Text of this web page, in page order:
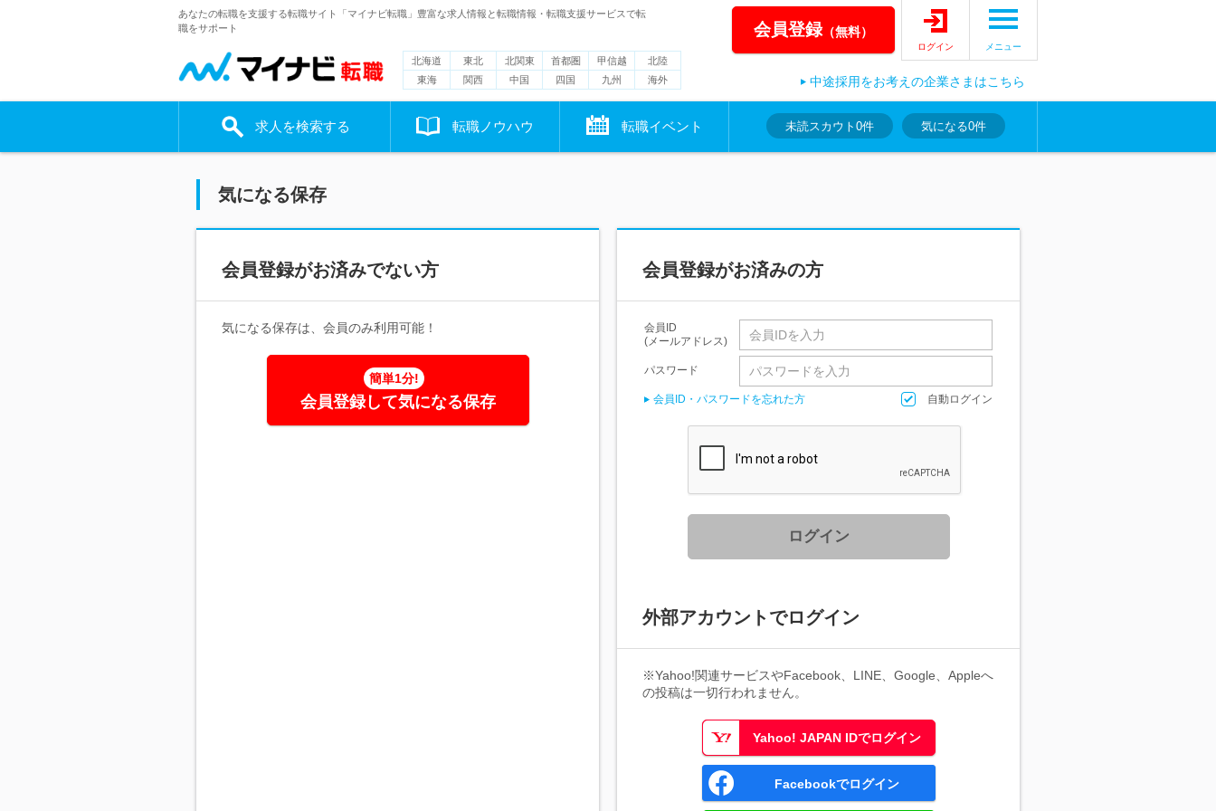
あなたの転職を支援する転職サイト「マイナビ転職」豊富な求人情報と転職情報・転職支援サービスで転
職をサポート
北海道 東北 北関東 首都圏 甲信越
北陸
東海
関西 中国 四国 九州 海外
会員登録（無料）
ログイン メニュー
中途採用をお考えの企業さまはこちら
求人を検索する 転職ノウハウ 転職イベント 未読スカウト 0件 気になる0件
気になる保存
会員登録がお済みでない方
気になる保存は、会員のみ利用可能！
簡単1分!
会員登録して気になる保存
会員登録がお済みの方
会員ID
(メールアドレス)
パスワード
会員ID・パスワードを忘れた方 自動ログイン
ログイン
外部アカウントでログイン
※Yahoo!関連サービスやFacebook、LINE、Google、Appleへ
の投稿は一切行われません。
Yahoo! JAPAN IDでログイン
Facebookでログイン